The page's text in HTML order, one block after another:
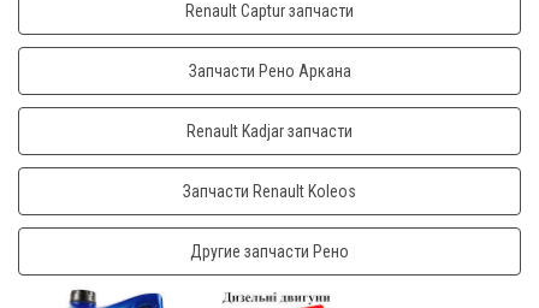
Renault Captur запчасти
Запчасти Рено Аркана
Renault Kadjar запчасти
Запчасти Renault Koleos
Другие запчасти Рено